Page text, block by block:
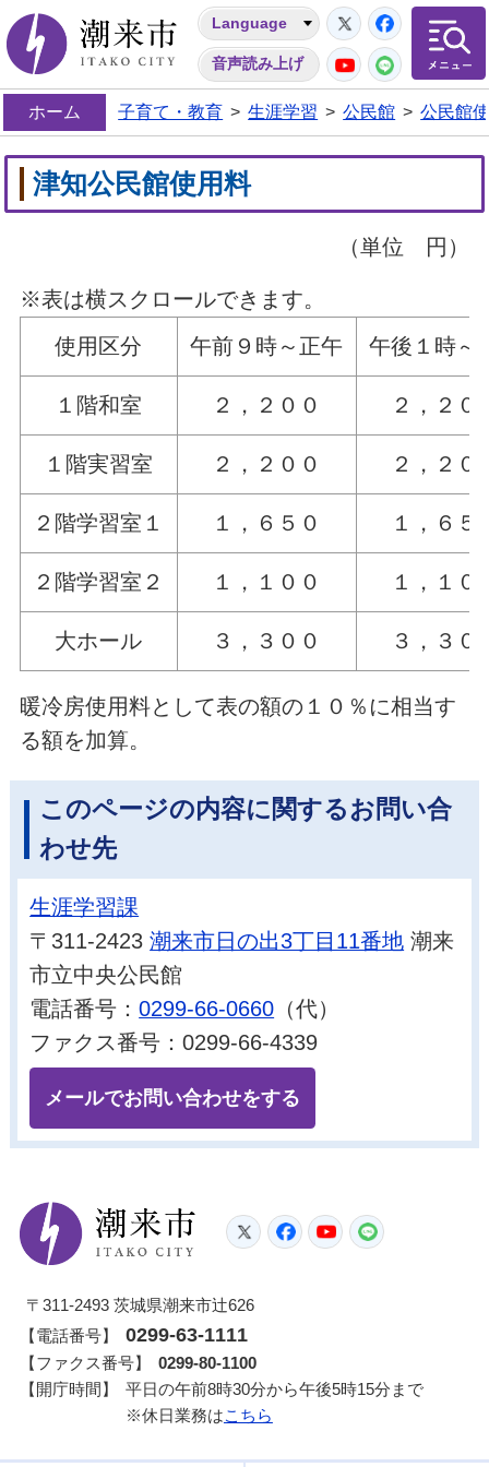
潮来市
Language
音声読み上げ
Twitter
YouTube
LINE
ホーム 子育て・教育 > 生涯学習 > 公民館 > 公民館
津知公民館使用料
（単位 円）
※表は横スクロールできます。
使用区分
午前９時～正午 午後１時～
１階和室 ２，２００ ２，２０
１階実習室 ２，２００ ２，２０
２階学習室１ １，６５０ １，６５
２階学習室２ １，１００ １，１０
大ホール ３，３００ ３，３０
暖冷房使用料として表の額の１０％に相当す
る額を加算。
このページの内容に関するお問い合
わせ先
生涯学習課
〒311-2423潮来市日の出3丁目11番地 潮来
市立中央公民館
電話番号：0299-66-0660 （代）
ファクス番号：0299-66-4339
メールでお問い合わせをする
潮来市
TwitterFacebook
YouTube
〒311-2493 茨城県潮来市辻626
【電話番号】
0299-63-1111
【ファクス番号】
0299-80-1100
【開庁時間】
平日の午前8時30分から午後5時15分まで
※休日業務はこちら